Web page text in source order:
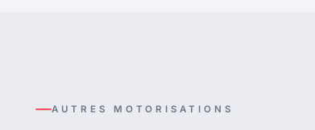
AUTRES MOTORISATIONS